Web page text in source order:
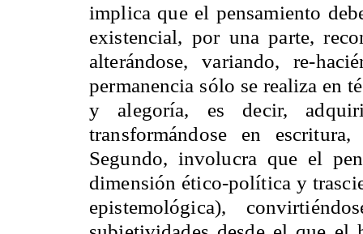
implica que el pensamiento
existencial, por una parte,
alterándose, variando, re-
permanencia sólo se realiza
y alegoría, es decir,
transformándose en
Segundo, involucra que el
dimensión ético-política y
epistemológica),